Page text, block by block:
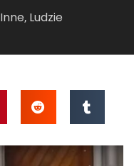
Inne, Ludzie